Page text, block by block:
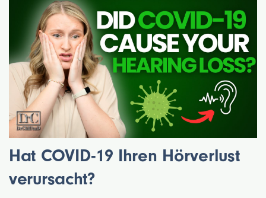
Hat COVID-19 Ihren Hörverlust
verursacht?